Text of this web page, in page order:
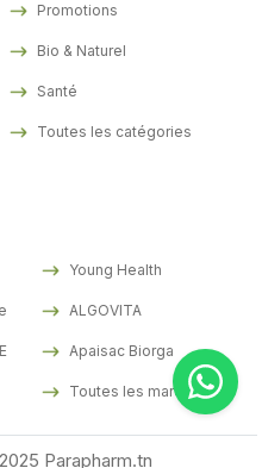
Young Health
ALGOVITA
Apaisac Biorga
Toutes les marques
Promotions
Bio & Naturel
Santé
Toutes les catégories
Parapharm.tn